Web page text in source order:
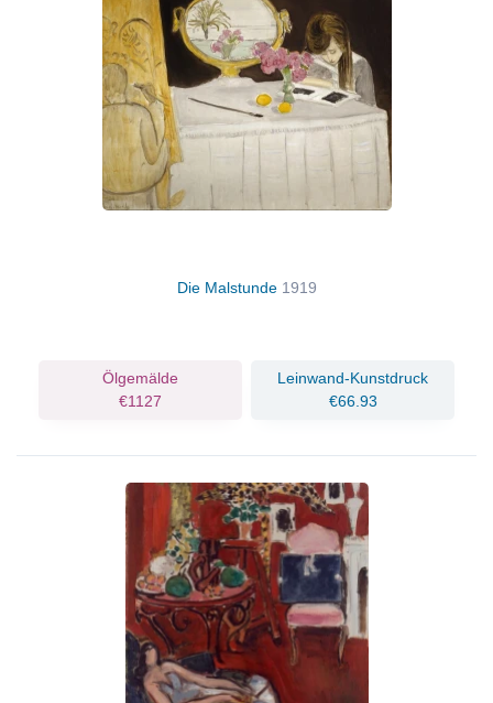
Die Malstunde 1919
Ölgemälde
€1127
Leinwand-Kunstdruck
€66.93